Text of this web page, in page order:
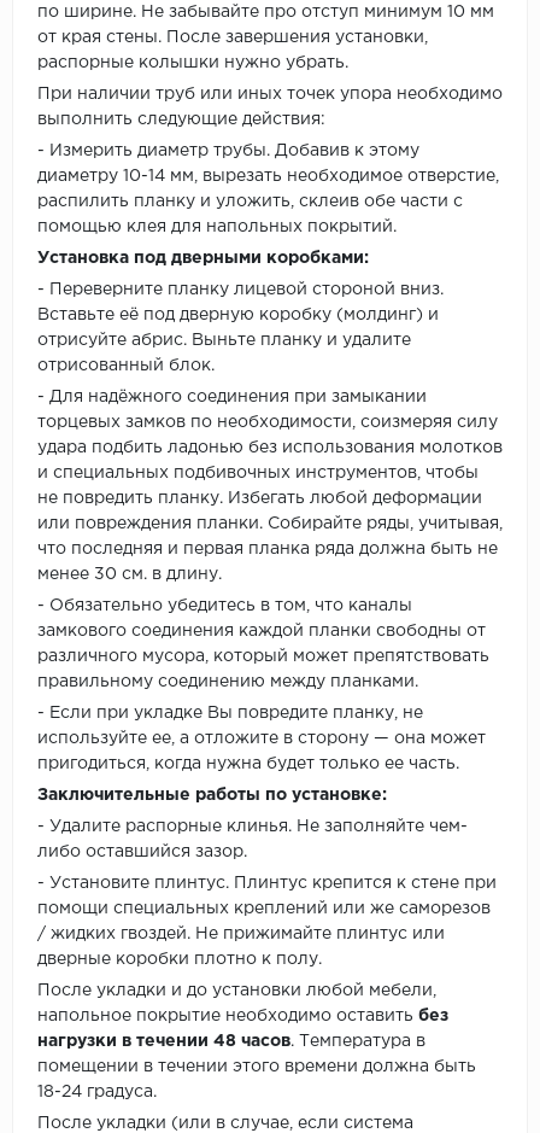
по ширине. Не забывайте про отступ минимум 10 мм
от края стены. После завершения установки,
распорные колышки нужно убрать.
При наличии труб или иных точек упора необходимо
выполнить следующие действия:
- Измерить диаметр трубы. Добавив к этому
диаметру 10-14 мм, вырезать необходимое отверстие,
распилить планку и уложить, склеив обе части с
помощью клея для напольных покрытий.
Установка под дверными коробками:
- Переверните планку лицевой стороной вниз.
Вставьте её под дверную коробку (молдинг) и
отрисуйте абрис. Выньте планку и удалите
отрисованный блок.
- Для надёжного соединения при замыкании
торцевых замков по необходимости, соизмеряя силу
удара подбить ладонью без использования молотков
и специальных подбивочных инструментов, чтобы
не повредить планку. Избегать любой деформации
или повреждения планки. Собирайте ряды, учитывая,
что последняя и первая планка ряда должна быть не
менее 30 см. в длину.
- Обязательно убедитесь в том, что каналы
замкового соединения каждой планки свободны от
различного мусора, который может препятствовать
правильному соединению между планками.
- Если при укладке Вы повредите планку, не
используйте ее, а отложите в сторону — она может
пригодиться, когда нужна будет только ее часть.
Заключительные работы по установке:
- Удалите распорные клинья. Не заполняйте чем-
либо оставшийся зазор.
- Установите плинтус. Плинтус крепится к стене при
помощи специальных креплений или же саморезов
/ жидких гвоздей. Не прижимайте плинтус или
дверные коробки плотно к полу.
После укладки и до установки любой мебели,
напольное покрытие необходимо оставить без
нагрузки в течении 48 часов. Температура в
помещении в течении этого времени должна быть
18-24 градуса.
После укладки (или в случае, если система